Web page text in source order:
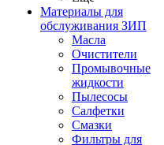
Материалы для
обслуживания ЗИП
Масла
Очистители
Промывочные
жидкости
Пылесосы
Салфетки
Смазки
Фильтры для